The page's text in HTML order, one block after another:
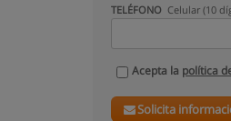
TELÉFONO Celular (10
Acepta la política
Solicita